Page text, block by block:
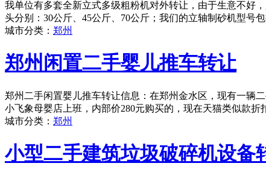
我单位有多套全新立式多级粗粉机对外转让，由于生意不好
头分别：30公斤、45公斤、70公斤；我们的立轴制砂机型号
城市分类： 郑州
郑州闲置二手婴儿推车转让
郑州二手闲置婴儿推车转让信息：在郑州金水区，现有一辆
小飞象母婴店上班，内部价280元购买的，现在天猫类似款折
城市分类： 郑州
小型二手建筑垃圾破碎机设备